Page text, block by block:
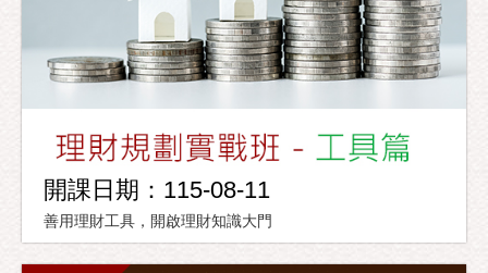
開課日期：115-08-11
善用理財工具，開啟理財知識大門